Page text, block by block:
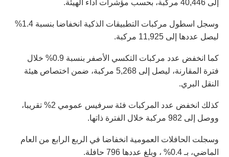
إلى 40,446 مركبة، بحسب مؤشرات أداء الهيئة.
وسجل اسطول مركبات التطبيقات الذكية انخفاضا بنسبة 1.4%
ليصل عددها إلى 11,925 مركبة.
كما انخفض عدد مركبات التكسي الأصفر بنسبة 0.9% خلال
فترة المقارنة، ليصل إلى 5,268 مركبة، ضمن اختصاص هيئة
النقل البري.
كذلك انخفض عدد المركبات فئة سرفيس عمومي 2% تقريبا،
ووصل إلى 982 مركبة خلال الفترة ذاتها.
وسجلت الحافلات العمومية انخفاضا في الربع الرابع من العام
الماضي، بـ 0.4% ، وبلغ عددها 796 حافلة.